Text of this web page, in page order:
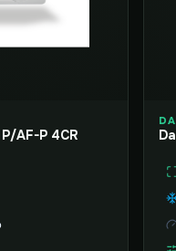
AF-P 4CR